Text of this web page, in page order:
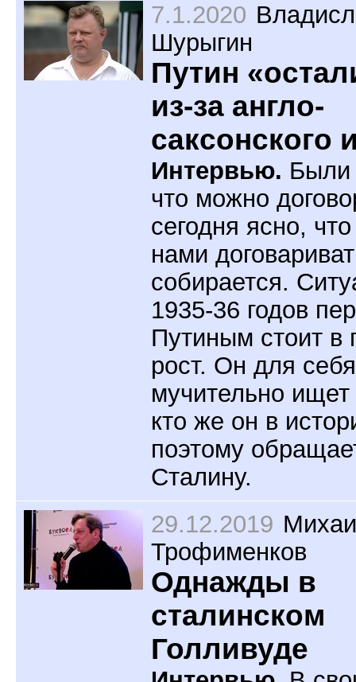
7.1.2020
Шурыгин
Путин
из-за англо-
саксонского
Интервью. Были
что можно
сегодня ясно,
нами
собирается.
1935-36 годов
Путиным стоит в
рост. Он для себя
мучительно
кто же он в
поэтому
Сталину.
29.12.2019
Трофименков
Однажды в
сталинском
Голливуде